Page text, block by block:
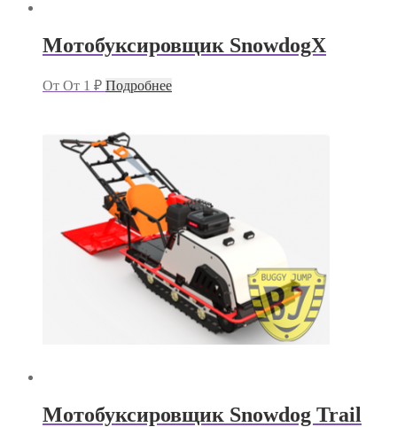
Мотобуксировщик SnowdogX
От От 1 ₽ Подробнее
Мотобуксировщик Snowdog Trail